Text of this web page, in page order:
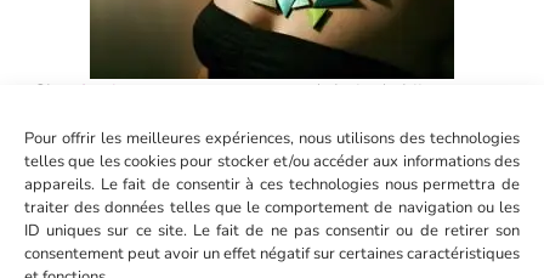
Pour offrir les meilleures expériences, nous utilisons des technologies
telles que les cookies pour stocker et/ou accéder aux informations des
appareils. Le fait de consentir à ces technologies nous permettra de
traiter des données telles que le comportement de navigation ou les
ID uniques sur ce site. Le fait de ne pas consentir ou de retirer son
consentement peut avoir un effet négatif sur certaines caractéristiques
Chez Lucie
, on retrouve un grand choix de bijoux
paille. La marqueterie de paille…? En quelques mots,
c’est une méthode qui vise à récolter, teinter puis
sécher de la paille de seigle. La paille de seigle étant
un matériau naturellement brillant, elle est idéale
pour la création de bijoux. Vous avez aussi la